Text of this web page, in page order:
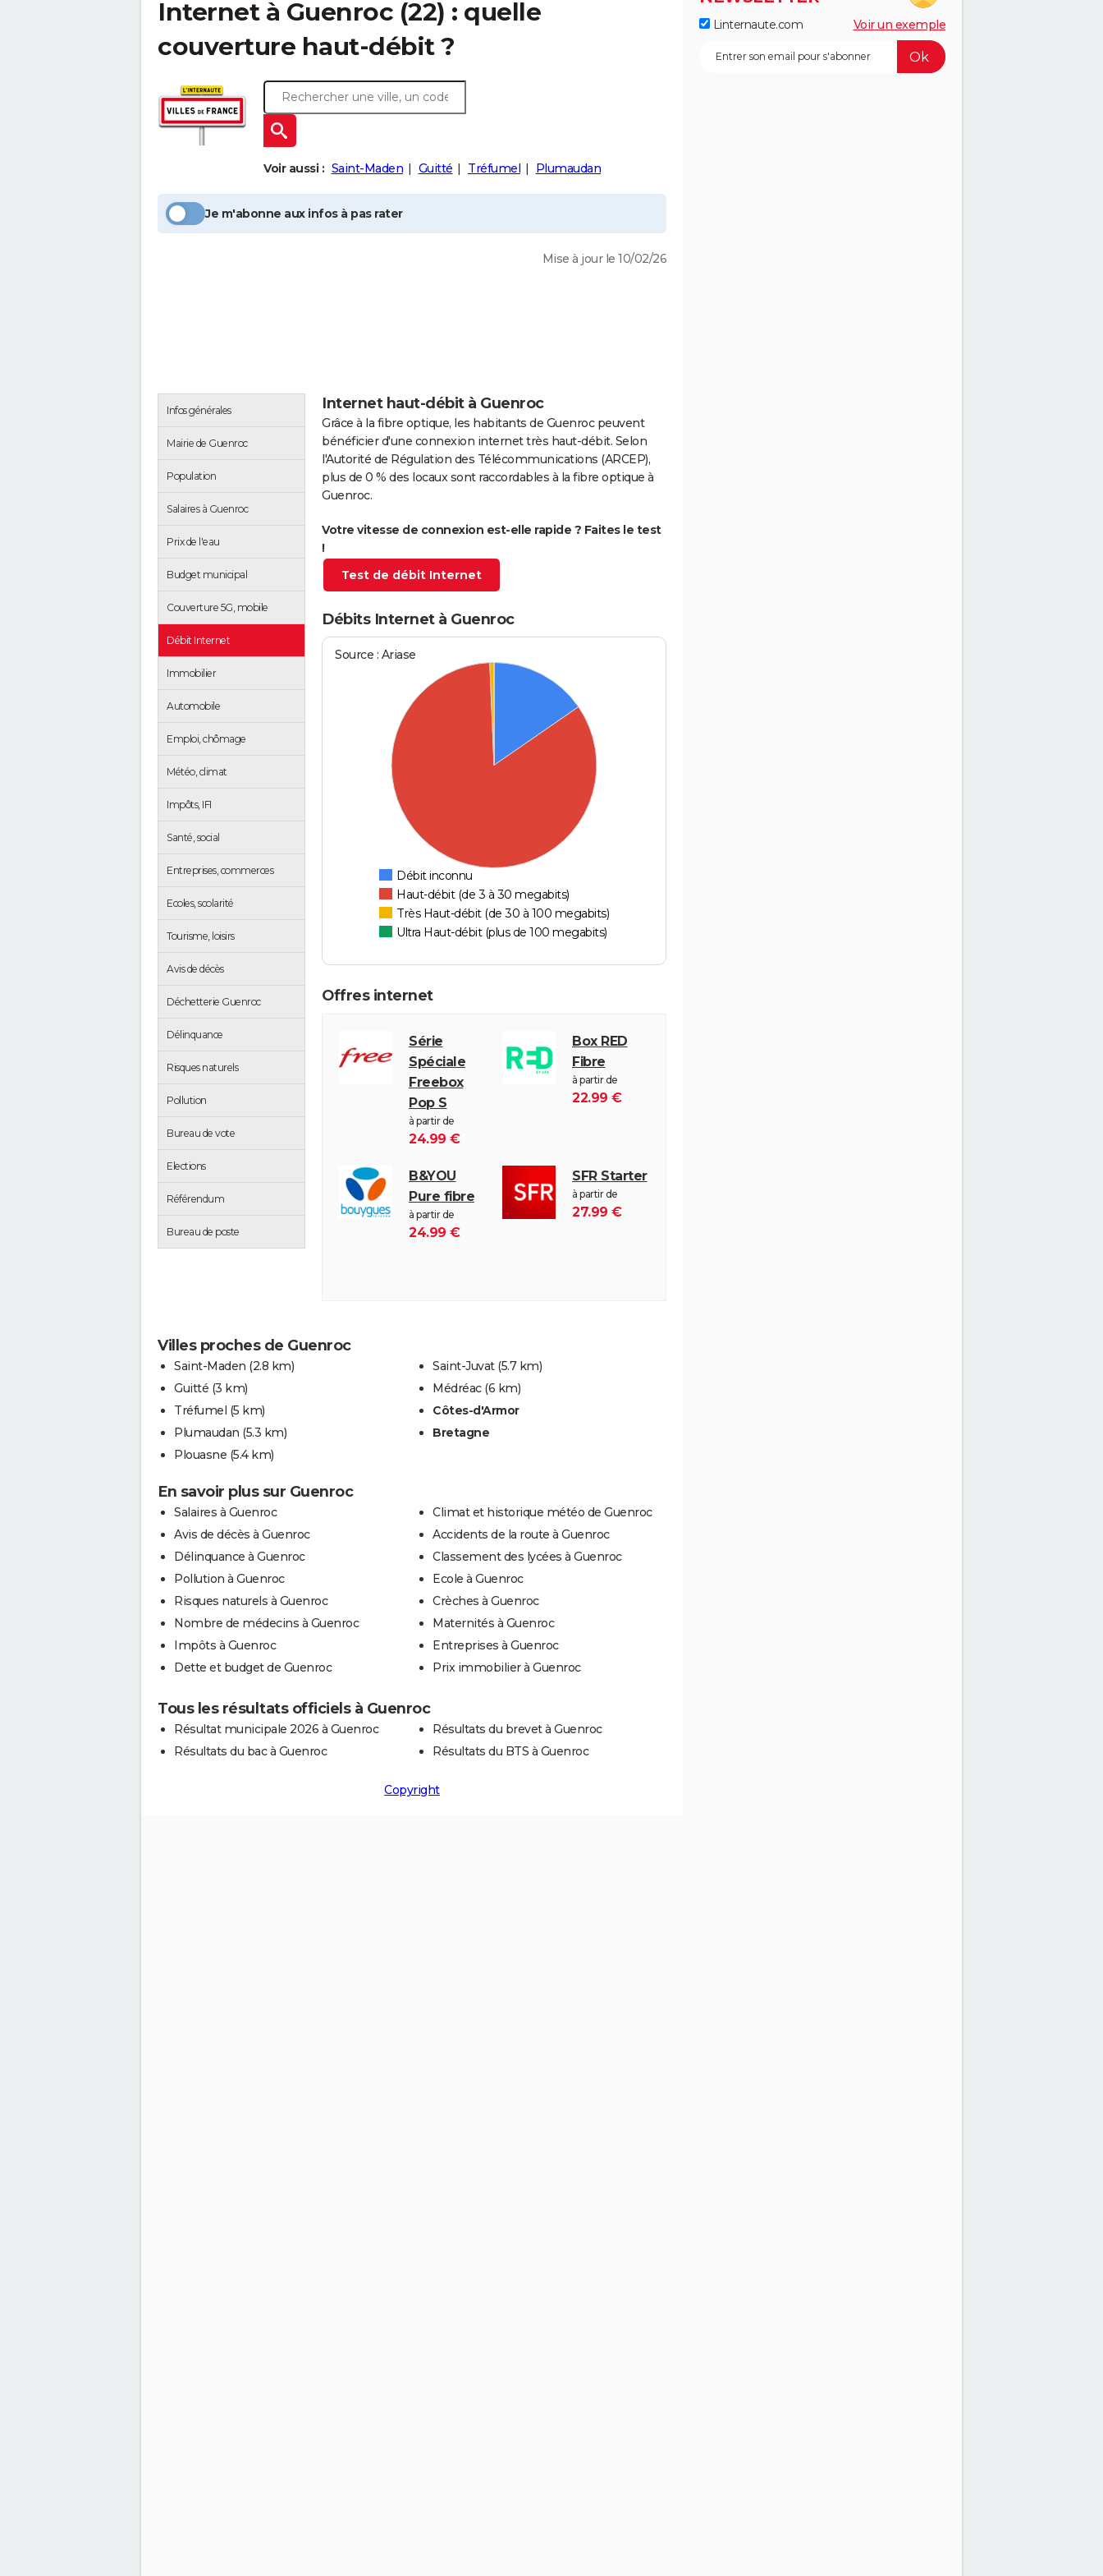
Internet à Guenroc (22) : quelle
couverture haut-débit ?
Voir aussi : Saint-Maden Guitté Tréfumel Plumaudan
Je m'abonne aux infos à pas rater
Mise à jour le 10/02/26
Infos générales
Mairie de Guenroc
Population
Salaires à Guenroc
Prix de l'eau
Budget municipal
Couverture 5G, mobile
Débit Internet
Immobilier
Automobile
Emploi, chômage
Météo, climat
Impôts, IFI
Santé, social
Entreprises, commerces
Ecoles, scolarité
Tourisme, loisirs
Avis de décès
Déchetterie Guenroc
Délinquance
Risques naturels
Pollution
Bureau de vote
Elections
Référendum
Bureau de poste
Internet haut-débit à Guenroc
Grâce à la fibre optique, les habitants de Guenroc peuvent
bénéficier d'une connexion internet très haut-débit. Selon
l'Autorité de Régulation des Télécommunications (ARCEP),
plus de 0 % des locaux sont raccordables à la fibre optique à
Guenroc.
Votre vitesse de connexion est-elle rapide ? Faites le test
!
Test de débit Internet
Débits Internet à Guenroc
Source : Ariase
Débit inconnu
Haut-débit (de 3 à 30 megabits)
Très Haut-débit (de 30 à 100 megabits)
Ultra Haut-débit (plus de 100 megabits)
Offres internet
Série
Spéciale
Freebox
Pop S
à partir de
24.99 €
Box RED
Fibre
à partir de
22.99 €
B&YOU
Pure fibre
à partir de
24.99 €
SFR Starter
à partir de
27.99 €
Villes proches de Guenroc
Saint-Maden (2.8 km)
Guitté (3 km)
Tréfumel (5 km)
Plumaudan (5.3 km)
Plouasne (5.4 km)
Saint-Juvat (5.7 km)
Médréac (6 km)
Côtes-d'Armor
Bretagne
En savoir plus sur Guenroc
Salaires à Guenroc
Avis de décès à Guenroc
Délinquance à Guenroc
Pollution à Guenroc
Risques naturels à Guenroc
Nombre de médecins à Guenroc
Impôts à Guenroc
Dette et budget de Guenroc
Climat et historique météo de Guenroc
Accidents de la route à Guenroc
Classement des lycées à Guenroc
Ecole à Guenroc
Crèches à Guenroc
Maternités à Guenroc
Entreprises à Guenroc
Prix immobilier à Guenroc
Tous les résultats officiels à Guenroc
Résultat municipale 2026 à Guenroc
Résultats du bac à Guenroc
Résultats du brevet à Guenroc
Résultats du BTS à Guenroc
Copyright
Linternaute.com Voir un exemple